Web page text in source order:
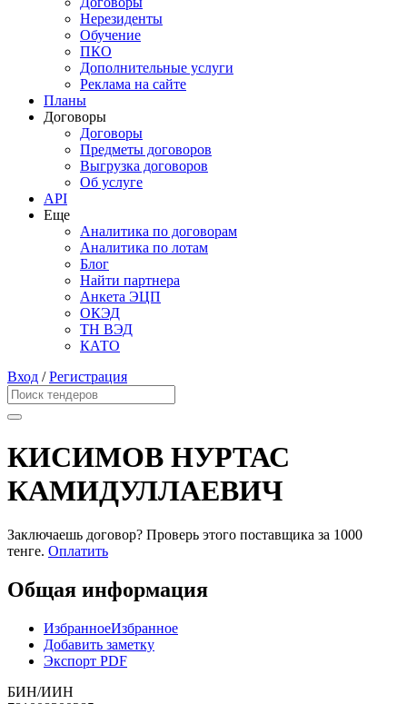
Нерезиденты
Обучение
ПКО
Дополнительные услуги
Реклама на сайте
Планы
Договоры
Договоры
Предметы договоров
Выгрузка договоров
Об услуге
API
Еще
Аналитика по договорам
Аналитика по лотам
Блог
Найти партнера
Анкета ЭЦП
ОКЭД
ТН ВЭД
КАТО
Вход /Регистрация
КИСИМОВ НУРТАС
КАМИДУЛЛАЕВИЧ
Заключаешь договор? Проверь этого поставщика за 1000
тенге. Оплатить
Общая информация
ИзбранноеИзбранное
Добавить заметку
Экспорт PDF
БИН/ИИН